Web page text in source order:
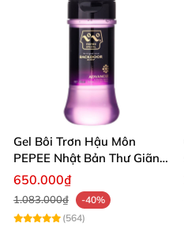
Gel Bôi Trơn Hậu Môn
PEPEE Nhật Bản Thư Giãn
Giảm Đau Rát An Toàn
650.000₫
1.083.000₫
-40%
(564)